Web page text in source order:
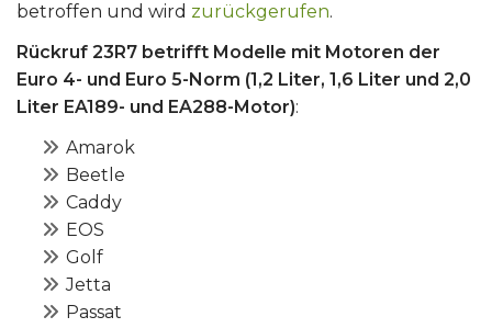
betroffen und wird zurückgerufen.
Rückruf 23R7 betrifft Modelle mit Motoren der
Euro 4- und Euro 5-Norm (1,2 Liter, 1,6 Liter und 2,0
Liter EA189- und EA288-Motor):
Amarok
Beetle
Caddy
EOS
Golf
Jetta
Passat